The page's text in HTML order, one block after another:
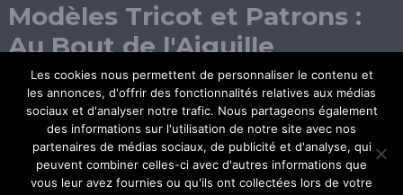
Modèles Tricot et Patrons :
Au Bout de l'Aiguille
Les cookies nous permettent de personnaliser le contenu et
les annonces, d'offrir des fonctionnalités relatives aux médias
sociaux et d'analyser notre trafic. Nous partageons également
des informations sur l'utilisation de notre site avec nos
partenaires de médias sociaux, de publicité et d'analyse, qui
peuvent combiner celles-ci avec d'autres informations que
vous leur avez fournies ou qu'ils ont collectées lors de votre